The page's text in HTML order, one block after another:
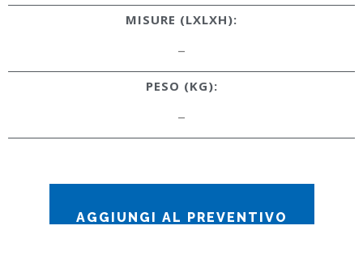
MISURE (LXLXH):
–
PESO (KG):
–
AGGIUNGI AL PREVENTIVO